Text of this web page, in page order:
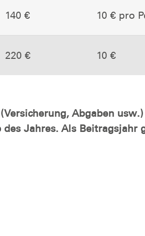
140 € 10 € pro
220 € 10 €
Abgaben
Jahres. Als Beitragsjahr